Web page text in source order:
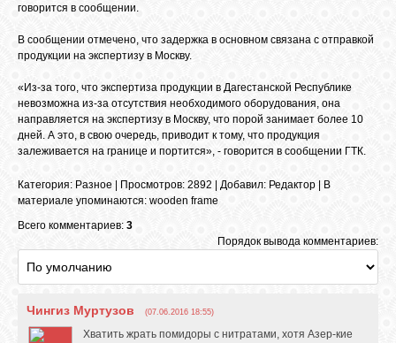
ФОТО
ВИДЕО
САЙТЫ
ВОПРОСЫ /
ОТВЕТЫ
говорится в сообщении.
В сообщении отмечено, что задержка в основном связана с отправкой
продукции на экспертизу в Москву.
«Из-за того, что экспертиза продукции в Дагестанской Республике
невозможна из-за отсутствия необходимого оборудования, она
направляется на экспертизу в Москву, что порой занимает более 10
дней. А это, в свою очередь, приводит к тому, что продукция
залеживается на границе и портится», - говорится в сообщении ГТК.
Категория: Разное Просмотров: 2892 | Добавил: Редактор
В
материале упоминаются: wooden frame
Всего комментариев: 3
Порядок вывода комментариев:
Чингиз Муртузов (07.06.2016 18:55)
Хватить жрать помидоры с нитратами, хотя Азер-кие